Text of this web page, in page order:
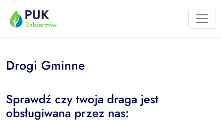
Drogi Gminne
Sprawdź czy twoja draga jest
obsługiwana przez nas: